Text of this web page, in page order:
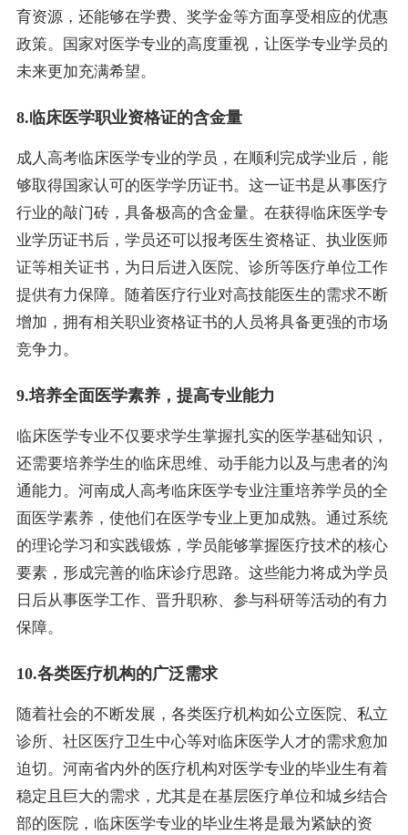
育资源，还能够在学费、奖学金等方面享受相应的优惠
政策。国家对医学专业的高度重视，让医学专业学员的
未来更加充满希望。
8.临床医学职业资格证的含金量
成人高考临床医学专业的学员，在顺利完成学业后，能
够取得国家认可的医学学历证书。这一证书是从事医疗
行业的敲门砖，具备极高的含金量。在获得临床医学专
业学历证书后，学员还可以报考医生资格证、执业医师
证等相关证书，为日后进入医院、诊所等医疗单位工作
提供有力保障。随着医疗行业对高技能医生的需求不断
增加，拥有相关职业资格证书的人员将具备更强的市场
竞争力。
9.培养全面医学素养，提高专业能力
临床医学专业不仅要求学生掌握扎实的医学基础知识，
还需要培养学生的临床思维、动手能力以及与患者的沟
通能力。河南成人高考临床医学专业注重培养学员的全
面医学素养，使他们在医学专业上更加成熟。通过系统
的理论学习和实践锻炼，学员能够掌握医疗技术的核心
要素，形成完善的临床诊疗思路。这些能力将成为学员
日后从事医学工作、晋升职称、参与科研等活动的有力
保障。
10.各类医疗机构的广泛需求
随着社会的不断发展，各类医疗机构如公立医院、私立
诊所、社区医疗卫生中心等对临床医学人才的需求愈加
迫切。河南省内外的医疗机构对医学专业的毕业生有着
稳定且巨大的需求，尤其是在基层医疗单位和城乡结合
部的医院，临床医学专业的毕业生将是最为紧缺的资